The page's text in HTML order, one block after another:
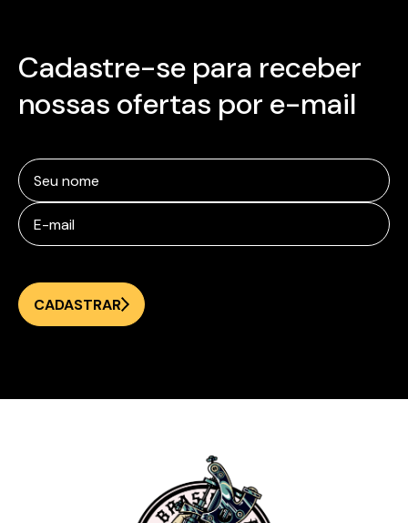
Cadastre-se para receber
nossas ofertas por e-mail
CADASTRAR